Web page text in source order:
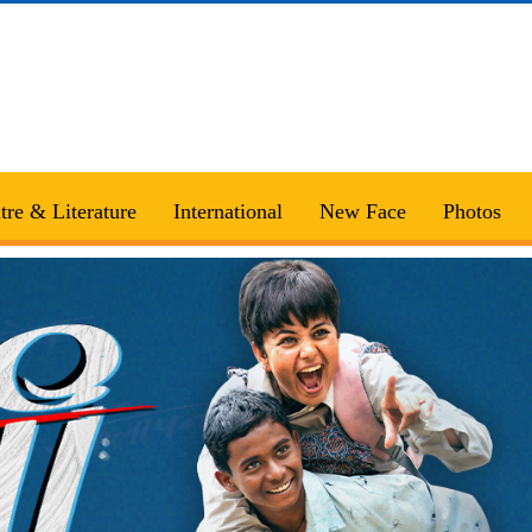
& Literature International New Face Photos